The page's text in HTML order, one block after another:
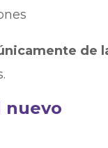
de
nuevo